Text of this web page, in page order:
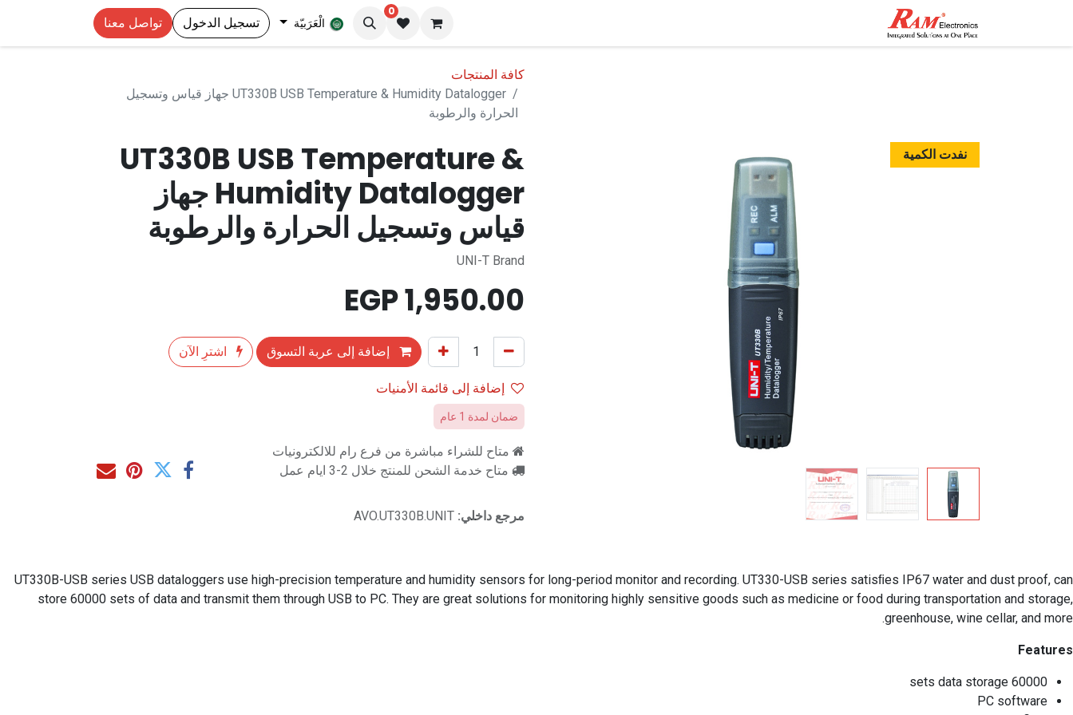
0
الْعَرَبيّة تسجيل الدخول تواصل معنا
كافة المنتجات
UT330B USB Temperature & Humidity Datalogger جهاز قياس وتسجيل
الحرارة والرطوبة
نفدت الكمية
UT330B USB Temperature &
Humidity Datalogger جهاز
قياس وتسجيل الحرارة والرطوبة
UNI-T Brand
1,950.00
إضافة إلى عربة التسوق
اشترِ الآن
إضافة إلى قائمة الأمنيات
ضمان لمدة 1 عام
متاح للشراء مباشرة من فرع رام للالكترونيات
متاح خدمة الشحن للمنتج خلال 2-3 ايام عمل
مرجع داخلي: AVO.UT330B.UNIT
UT330B-USB series USB dataloggers use high-precision temperature and humidity sensors for long-period monitor and recording. UT330-USB series satisﬁes IP67 water and dust proof, can
store 60000 sets of data and transmit them through USB to PC. They are great solutions for monitoring highly sensitive goods such as medicine or food during transportation and storage,
greenhouse, wine cellar, and more.
Features
60000 sets data storage
PC software